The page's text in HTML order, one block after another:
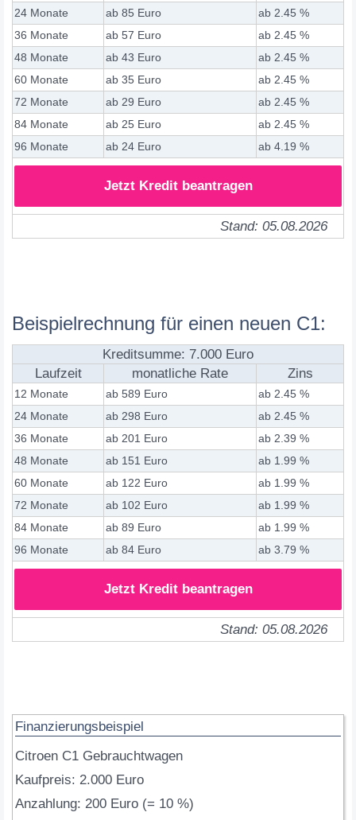
24 Monate
ab 85 Euro
ab 2.45 %
36 Monate
ab 57 Euro
ab 2.45 %
48 Monate
ab 43 Euro
ab 2.45 %
60 Monate
ab 35 Euro
ab 2.45 %
72 Monate
ab 29 Euro
ab 2.45 %
84 Monate
ab 25 Euro
ab 2.45 %
96 Monate
ab 24 Euro ab 4.19 %
Jetzt Kredit beantragen
Stand: 05.08.2026
Beispielrechnung für einen neuen C1:
Kreditsumme: 7.000 Euro
Laufzeit
monatliche Rate Zins
12 Monate ab 589 Euro
ab 2.45 %
24 Monate
ab 298 Euro
ab 2.45 %
36 Monate
ab 201 Euro
ab 2.39 %
48 Monate
ab 151 Euro
ab 1.99 %
60 Monate
ab 122 Euro
ab 1.99 %
72 Monate
ab 102 Euro
ab 1.99 %
84 Monate
ab 89 Euro
ab 1.99 %
96 Monate
ab 84 Euro ab 3.79 %
Jetzt Kredit beantragen
Stand: 05.08.2026
Finanzierungsbeispiel
Citroen C1 Gebrauchtwagen
Kaufpreis: 2.000 Euro
Anzahlung: 200 Euro (= 10 %)